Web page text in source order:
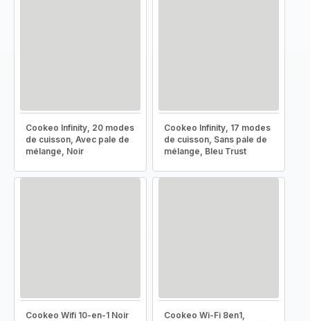
Cookeo Infinity, 20 modes
de cuisson, Avec pale de
mélange, Noir
Cookeo Infinity, 17 modes
de cuisson, Sans pale de
mélange, Bleu Trust
Cookeo Wifi 10-en-1 Noir
Cookeo Wi-Fi 8en1,